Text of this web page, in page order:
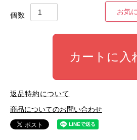
お気
カートに入
返品特約について
商品についてのお問い合わせ